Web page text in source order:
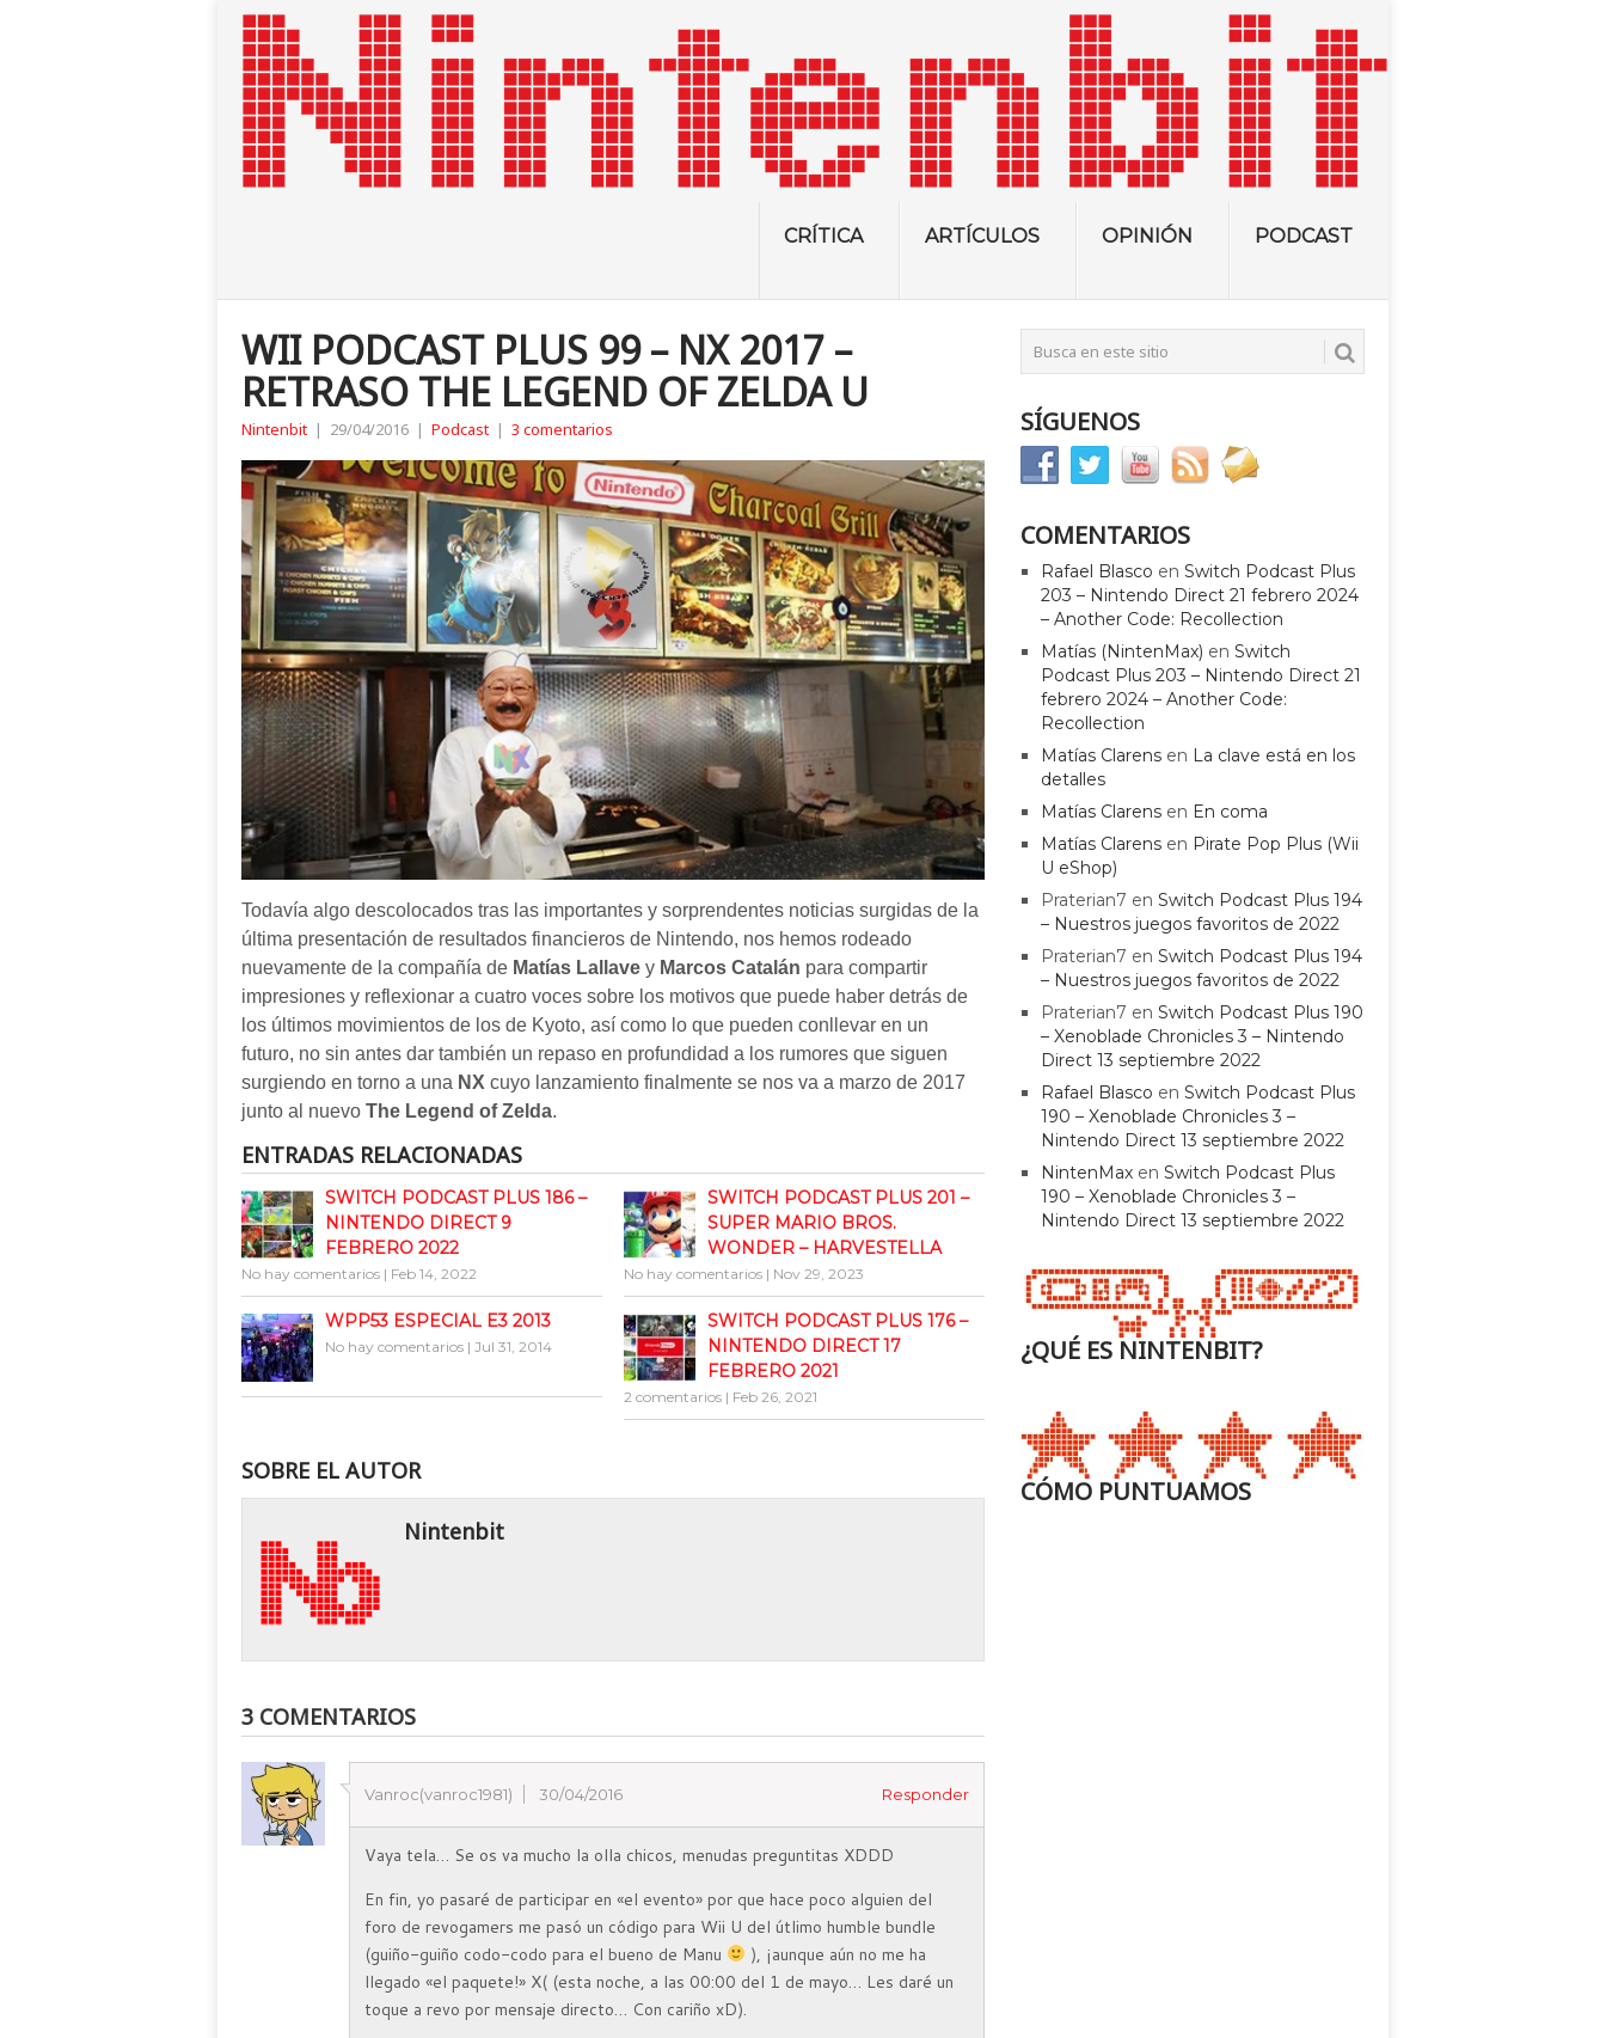
CRÍTICA ARTÍCULOS OPINIÓN PODCAST
WII PODCAST PLUS 99 – NX 2017 –
RETRASO THE LEGEND OF ZELDA U
Nintenbit | 29/04/2016 | Podcast | 3 comentarios
Todavía algo descolocados tras las importantes y sorprendentes noticias surgidas de la
última presentación de resultados financieros de Nintendo, nos hemos rodeado
nuevamente de la compañía de Matías Lallave y Marcos Catalán para compartir
impresiones y reflexionar a cuatro voces sobre los motivos que puede haber detrás de
los últimos movimientos de los de Kyoto, así como lo que pueden conllevar en un
futuro, no sin antes dar también un repaso en profundidad a los rumores que siguen
surgiendo en torno a una NX cuyo lanzamiento finalmente se nos va a marzo de 2017
junto al nuevo The Legend of Zelda.
ENTRADAS RELACIONADAS
SWITCH PODCAST PLUS 186 –
NINTENDO DIRECT 9
FEBRERO 2022
No hay comentarios | Feb 14, 2022
SWITCH PODCAST PLUS 201 –
SUPER MARIO BROS.
WONDER – HARVESTELLA
No hay comentarios | Nov 29, 2023
WPP53 ESPECIAL E3 2013
No hay comentarios | Jul 31, 2014
SWITCH PODCAST PLUS 176 –
NINTENDO DIRECT 17
FEBRERO 2021
2 comentarios | Feb 26, 2021
SOBRE EL AUTOR
Nintenbit
3 COMENTARIOS
Vanroc(vanroc1981) 30/04/2016 Responder
Vaya tela… Se os va mucho la olla chicos, menudas preguntitas XDDD
En fin, yo pasaré de participar en «el evento» por que hace poco alguien del
foro de revogamers me pasó un código para Wii U del útlimo humble bundle
(guiño-guiño codo-codo para el bueno de Manu
), ¡aunque aún no me ha
llegado «el paquete!» X( (esta noche, a las 00:00 del 1 de mayo… Les daré un
toque a revo por mensaje directo… Con cariño xD).
SÍGUENOS
COMENTARIOS
Rafael Blasco enSwitch Podcast Plus
203 – Nintendo Direct 21 febrero 2024
– Another Code: Recollection
Matías (NintenMax) enSwitch
Podcast Plus 203 – Nintendo Direct 21
febrero 2024 – Another Code:
Recollection
Matías Clarens en La clave está en los
detalles
Matías Clarens en En coma
Matías Clarens en Pirate Pop Plus (Wii
U eShop)
Praterian7 enSwitch Podcast Plus 194
– Nuestros juegos favoritos de 2022
Praterian7 enSwitch Podcast Plus 194
– Nuestros juegos favoritos de 2022
Praterian7 enSwitch Podcast Plus 190
– Xenoblade Chronicles 3 – Nintendo
Direct 13 septiembre 2022
Rafael Blasco enSwitch Podcast Plus
190 – Xenoblade Chronicles 3 –
Nintendo Direct 13 septiembre 2022
NintenMax enSwitch Podcast Plus
190 – Xenoblade Chronicles 3 –
Nintendo Direct 13 septiembre 2022
¿QUÉ ES NINTENBIT?
CÓMO PUNTUAMOS